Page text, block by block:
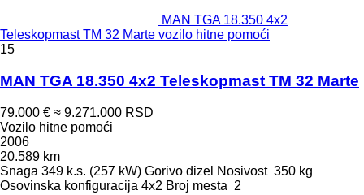
MAN TGA 18.350 4x2
Teleskopmast TM 32 Marte vozilo hitne pomoći
15
MAN TGA 18.350 4x2 Teleskopmast TM 32 Marte
79.000 € ≈ 9.271.000 RSD
Vozilo hitne pomoći
2006
20.589 km
Snaga 349 k.s. (257 kW) Gorivo dizel Nosivost 350 kg
Osovinska konfiguracija 4x2 Broj mesta 2